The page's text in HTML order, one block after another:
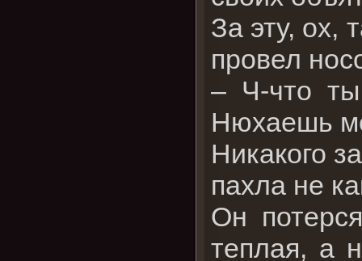
За эту, ох,
провел
– Ч-что
Нюхаешь
Никакого
пахла не
Он
теплая, а